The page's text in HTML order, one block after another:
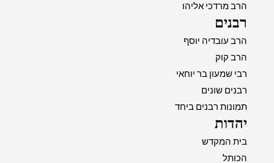
הרב מרדכי אליהו
רבנים
הרב עובדיה יוסף
הרב קוק
רבי שמעון בר יוחאי
רבנים שונים
תמונות רבנים ביחד
יהדות
בית המקדש
הכותל